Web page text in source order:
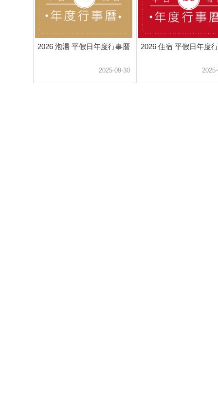
2026 泡湯 平假日年度行事曆
2025-09-30
2026 住宿 平假日年度